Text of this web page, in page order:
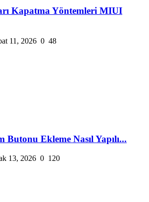
Kapatma Yöntemleri MIUI
11, 2026 0 48
Ekleme Nasıl Yapılı...
13, 2026 0 120